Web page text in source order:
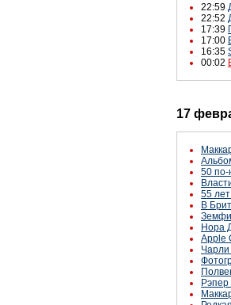
22:59
22:52
17:39
17:00
16:35
00:02
17
50
55
В
Нора
Apple
Рэпер